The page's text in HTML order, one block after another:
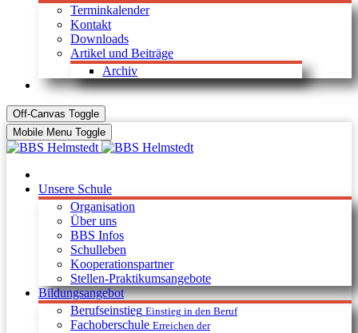
Terminkalender
Kontakt
Downloads
Artikel und Beiträge
Archiv
Off-Canvas Toggle
Mobile Menu Toggle
Unsere Schule
Organisation
Über uns
BBS Infos
Schulleben
Kooperationspartner
Stellen-Praktikumsangebote
Bildungsangebot
Berufseinstieg Einstieg in den Beruf
Fachoberschule Erreichen der